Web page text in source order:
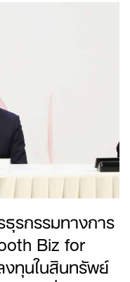
รกรรมทางการ
Biz for
งทุนในสินทรัพย์